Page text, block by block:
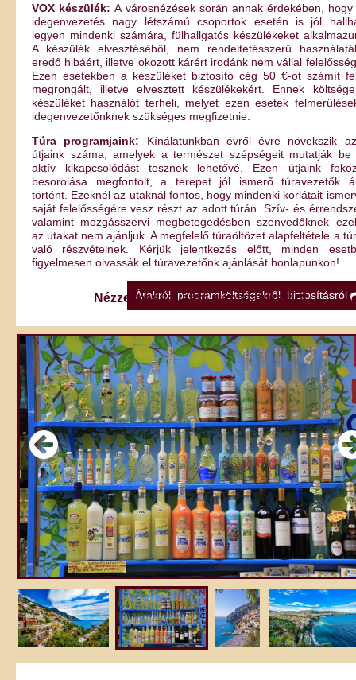
VOX készülék:A városnézések során annak érdekében, hogy
idegenvezetés nagy létszámú csoportok esetén is jól
legyen mindenki számára, fülhallgatós készülékeket
A készülék elvesztéséből, nem rendeltetésszerű
eredő hibáért, illetve okozott kárért irodánk nem vállal
Ezen esetekben a készüléket biztosító cég 50 €-ot számít
megrongált, illetve elvesztett készülékekért. Ennek
készüléket használót terheli, melyet ezen esetek
idegenvezetőnknek szükséges megfizetnie.
Túra programjaink: Kínálatunkban évről évre növekszik
útjaink száma, amelyek a természet szépségeit mutatják be
aktív kikapcsolódást tesznek lehetővé. Ezen útjaink
besorolása megfontolt, a terepet jól ismerő túravezetők
történt. Ezeknél az utaknál fontos, hogy mindenki korlátait
saját felelősségére vesz részt az adott túrán. Szív- és
valamint mozgásszervi megbetegedésben szenvedőknek
az utakat nem ajánljuk. A megfelelő túraöltözet alapfeltétele a
való részvételnek. Kérjük jelentkezés előtt, minden
figyelmesen olvassák el túravezetőnk ajánlását honlapunkon!
Árakról, programköltségekről, biztosításról
Nézze meg további ajánlatainkat!